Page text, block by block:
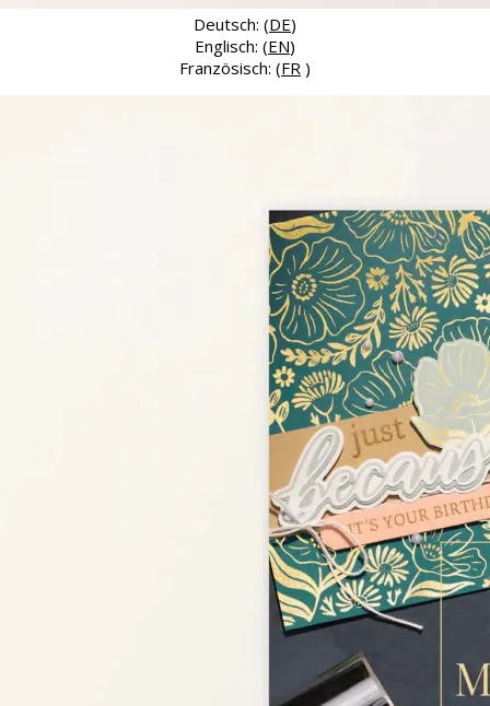
Deutsch: (DE)
Englisch: (EN)
Französisch: (FR )